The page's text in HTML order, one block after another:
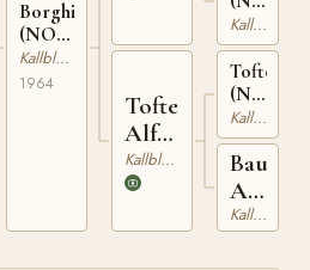
Borghild
(NO)
T-
22491
Kallblodig Travare
1964
Tofte
Alfa
(NO)
Kallblodig Travare
N
22578
Kallblodig Travare
(NO)
T-
223
Kallblodig Travare
Baus
Alfa
(NO)
Kallblodig Travare